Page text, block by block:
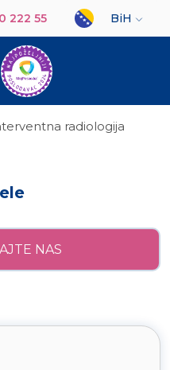
222 55
Select your
BiH
radiologija
NAS